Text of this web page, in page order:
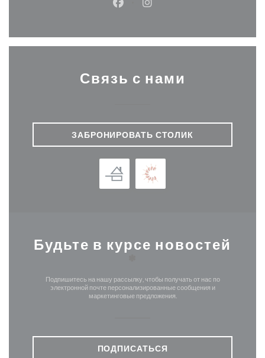
Facebook ((открывается в
Instagram
Связь с нами
ЗАБРОНИРОВАТЬ СТОЛИК
Будьте в курсе новостей
Подпишитесь на нашу рассылку, чтобы получать от нас по
электронной почте персонализированные сообщения и
маркетинговые предложения.
ПОДПИСАТЬСЯ